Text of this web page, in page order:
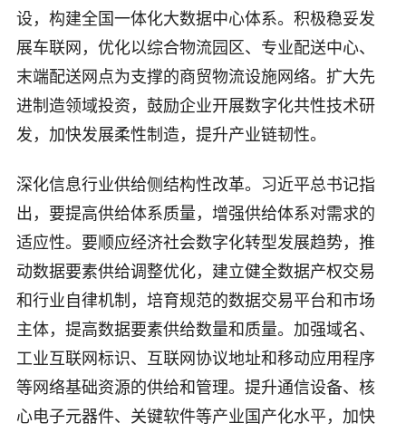
设，构建全国一体化大数据中心体系。积极稳妥发
展车联网，优化以综合物流园区、专业配送中心、
末端配送网点为支撑的商贸物流设施网络。扩大先
进制造领域投资，鼓励企业开展数字化共性技术研
发，加快发展柔性制造，提升产业链韧性。
深化信息行业供给侧结构性改革。习近平总书记指
出，要提高供给体系质量，增强供给体系对需求的
适应性。要顺应经济社会数字化转型发展趋势，推
动数据要素供给调整优化，建立健全数据产权交易
和行业自律机制，培育规范的数据交易平台和市场
主体，提高数据要素供给数量和质量。加强域名、
工业互联网标识、互联网协议地址和移动应用程序
等网络基础资源的供给和管理。提升通信设备、核
心电子元器件、关键软件等产业国产化水平，加快